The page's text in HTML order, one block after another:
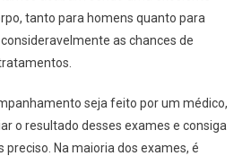
tanto para homens quanto para
as chances de
seja feito por um médico,
o resultado desses exames e consiga
Na maioria dos exames, é